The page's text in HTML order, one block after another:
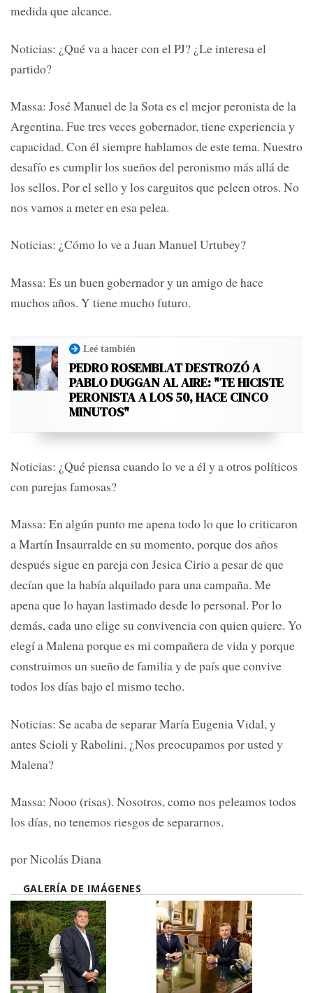
medida que alcance.
Noticias: ¿Qué va a hacer con el PJ? ¿Le interesa el
partido?
Massa: José Manuel de la Sota es el mejor peronista de la
Argentina. Fue tres veces gobernador, tiene experiencia y
capacidad. Con él siempre hablamos de este tema. Nuestro
desafío es cumplir los sueños del peronismo más allá de
los sellos. Por el sello y los carguitos que peleen otros. No
nos vamos a meter en esa pelea.
Noticias: ¿Cómo lo ve a Juan Manuel Urtubey?
Massa: Es un buen gobernador y un amigo de hace
muchos años. Y tiene mucho futuro.
Leé también
PEDRO ROSEMBLAT DESTROZÓ A
PABLO DUGGAN AL AIRE: "TE HICISTE
PERONISTA A LOS 50, HACE CINCO
MINUTOS"
Noticias: ¿Qué piensa cuando lo ve a él y a otros políticos
con parejas famosas?
Massa: En algún punto me apena todo lo que lo criticaron
a Martín Insaurralde en su momento, porque dos años
después sigue en pareja con Jesica Cirio a pesar de que
decían que la había alquilado para una campaña. Me
apena que lo hayan lastimado desde lo personal. Por lo
demás, cada uno elige su convivencia con quien quiere. Yo
elegí a Malena porque es mi compañera de vida y porque
construimos un sueño de familia y de país que convive
todos los días bajo el mismo techo.
Noticias: Se acaba de separar María Eugenia Vidal, y
antes Scioli y Rabolini. ¿Nos preocupamos por usted y
Malena?
Massa: Nooo (risas). Nosotros, como nos peleamos todos
los días, no tenemos riesgos de separarnos.
por Nicolás Diana
GALERÍA DE IMÁGENES